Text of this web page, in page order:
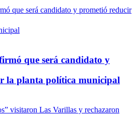
que será candidato y
la planta política municipal